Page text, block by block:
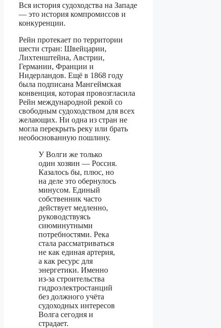
Вся история судоходства на Западе
— это история компромиссов и
конкуренции.
Рейн протекает по территории
шести стран: Швейцарии,
Лихтенштейна, Австрии,
Германии, Франции и
Нидерландов. Ещё в 1868 году
была подписана Мангеймская
конвенция, которая провозгласила
Рейн международной рекой со
свободным судоходством для всех
желающих. Ни одна из стран не
могла перекрыть реку или брать
необоснованную пошлину.
У Волги же только
один хозяин — Россия.
Казалось бы, плюс, но
на деле это обернулось
минусом. Единый
собственник часто
действует медленно,
руководствуясь
сиюминутными
потребностями. Река
стала рассматриваться
не как единая артерия,
а как ресурс для
энергетики. Именно
из-за строительства
гидроэлектростанций
без должного учёта
судоходных интересов
Волга сегодня и
страдает.